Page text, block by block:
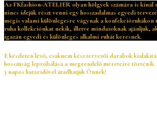
Az FKfashion-ATELIER olyan hölgyek számára is kínál
nincs idejük részt venni egy hosszadalmas egyedi
mégis valami különlegesre vágynak a
ruha kollekciónkat nekik, illetve mindazoknak ajánljuk,
igazán egyedi és különleges alkalmi ruhát keresnek.
E készleten lévő, csaknem kész tervezői darabok
hosszúság lepróbálása a megrendelő méreteire
3 napos határidővel átadhatjuk Önnek!